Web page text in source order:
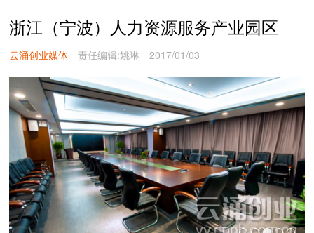
浙江（宁波）人力资源服务产业园区
云涌创业媒体 责任编辑:姚琳 2017/01/03